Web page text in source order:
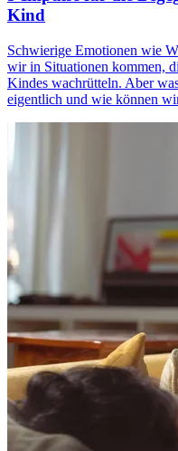
Kind
Schwierige Emotionen wie
wir in Situationen kommen,
Kindes wachrütteln. Aber
eigentlich und wie können